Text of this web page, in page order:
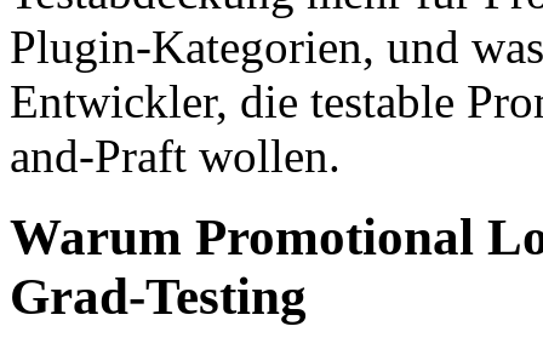
Plugin-Kategorien, und
Entwickler, die testable
and-Praft wollen.
Warum Promotional
Grad-Testing